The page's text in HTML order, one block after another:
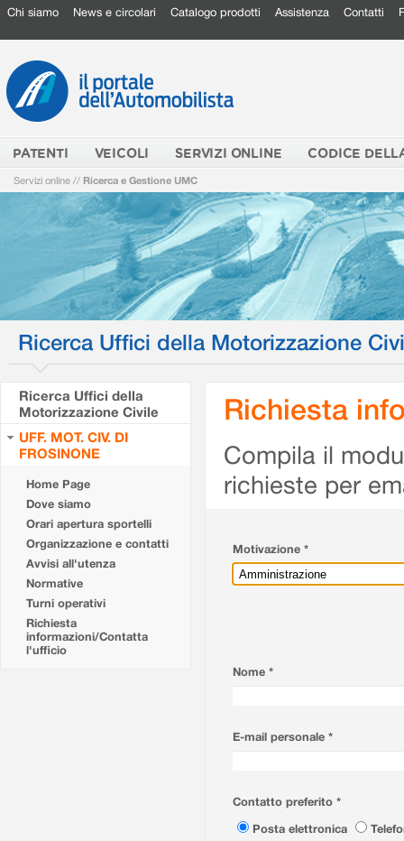
Chi siamo News e circolari Catalogo prodotti Assistenza Contatti
PATENTI VEICOLI SERVIZI ONLINE CODICE
Servizi online // Ricerca e Gestione UMC
Ricerca Uffici della Motorizzazione
Ricerca Uffici della
Motorizzazione Civile
UFF. MOT. CIV. DI
FROSINONE
Home Page
Dove siamo
Orari apertura sportelli
Organizzazione e contatti
Avvisi all'utenza
Normative
Turni operativi
Richiesta
informazioni/Contatta
l'ufficio
Richiesta
Compila il
richieste per
Motivazione *
Nome *
E-mail personale *
Contatto preferito *
Posta elettronica